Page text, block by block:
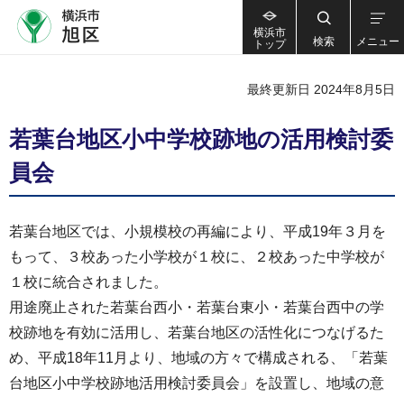
横浜市
トップ
検索 メニュー
最終更新日 2024年8月5日
若葉台地区小中学校跡地の活用検討委
員会
若葉台地区では、小規模校の再編により、平成19年３月を
もって、３校あった小学校が１校に、２校あった中学校が
１校に統合されました。
用途廃止された若葉台西小・若葉台東小・若葉台西中の学
校跡地を有効に活用し、若葉台地区の活性化につなげるた
め、平成18年11月より、地域の方々で構成される、「若葉
台地区小中学校跡地活用検討委員会」を設置し、地域の意